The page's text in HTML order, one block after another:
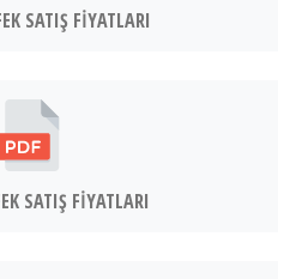
BENELLİ
SATIŞ FİYATLARI
SATIŞ FİYATLARI